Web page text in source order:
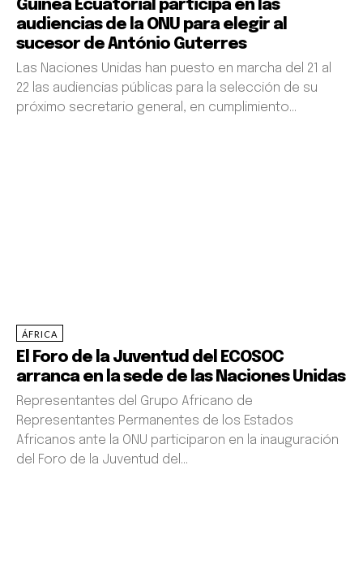
Guinea Ecuatorial participa en las
audiencias de la ONU para elegir al
sucesor de António Guterres
Las Naciones Unidas han puesto en marcha del 21 al
22 las audiencias públicas para la selección de su
próximo secretario general, en cumplimiento...
ÁFRICA
‎El Foro de la Juventud del ECOSOC
arranca en la sede de las Naciones Unidas
‎Representantes del Grupo Africano de
Representantes Permanentes de los Estados
Africanos ante la ONU participaron en la inauguración
del Foro de la Juventud del...